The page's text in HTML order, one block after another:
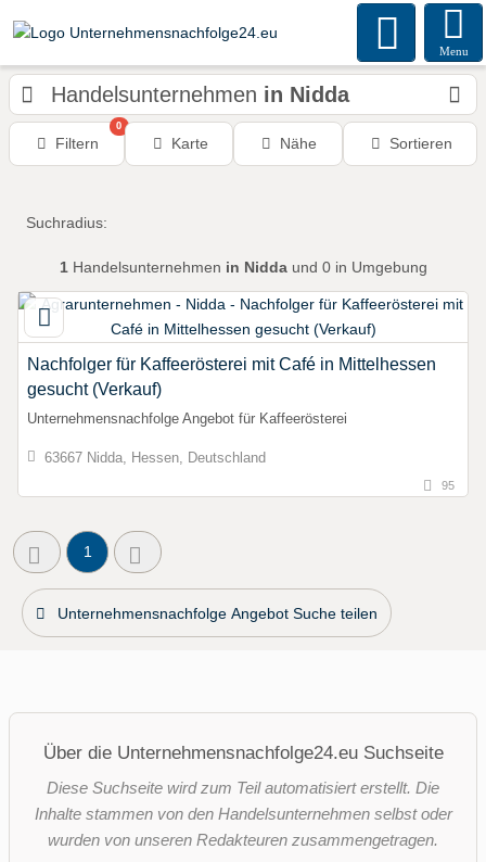
Menu
Handelsunternehmen in Nidda
Filtern
0
Karte Nähe Sortieren
Suchradius:
1Handelsunternehmen in Niddaund 0 in Umgebung
Nachfolger für Kaffeerösterei mit Café in Mittelhessen
gesucht (Verkauf)
Unternehmensnachfolge Angebot für Kaffeerösterei
63667 Nidda, Hessen, Deutschland
95
1
Unternehmensnachfolge Angebot Suche teilen
Über die Unternehmensnachfolge24.eu Suchseite
Diese Suchseite wird zum Teil automatisiert erstellt. Die
Inhalte stammen von den Handelsunternehmen selbst oder
wurden von unseren Redakteuren zusammengetragen.